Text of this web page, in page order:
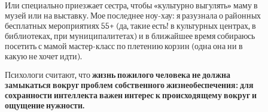
Или специально приезжает сестра, чтобы «культурно выгулять» маму в
музей или на выставку. Мое последнее ноу-хау: я разузнала о районных
бесплатных мероприятиях 55+ (да, такие есть! в культурных центрах, в
библиотеках, при муниципалитетах) и в ближайшее время собираюсь
посетить с мамой мастер-класс по плетению корзин (одна она ни в
какую не хочет идти).
Психологи считают, чтожизнь пожилого человека не должна
замыкаться вокруг проблем собственного жизнеобеспечения: для
сохранности интеллекта важен интерес к происходящему вокруг и
ощущение нужности.